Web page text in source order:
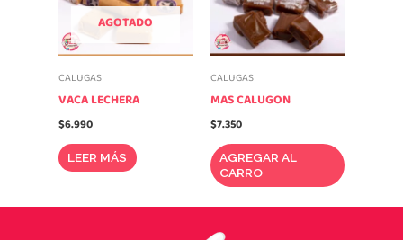
AGOTADO
CALUGAS
VACA LECHERA
$6.990
LEER MÁS
CALUGAS
MAS CALUGON
$7.350
AGREGAR AL
CARRO